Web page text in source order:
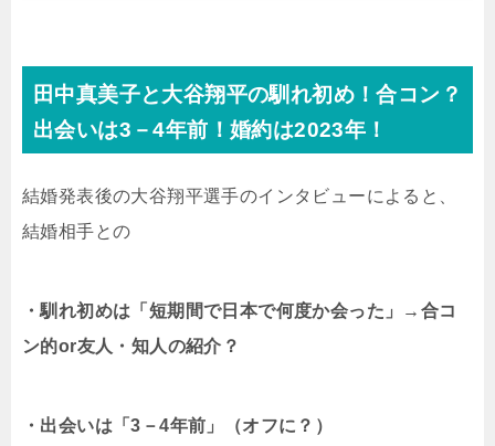
田中真美子と大谷翔平の馴れ初め！合コン？
出会いは3－4年前！婚約は2023年！
結婚発表後の大谷翔平選手のインタビューによると、
結婚相手との
・馴れ初めは「短期間で日本で何度か会った」→合コ
ン的or友人・知人の紹介？
・出会いは「3－4年前」（オフに？）